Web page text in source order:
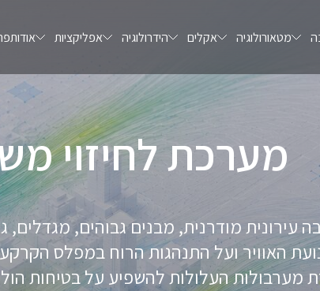
מטאורולוגיה אקלים הידרולוגיה אפליקציות אודות
מערכת לחיזוי
עירונית מודרנית, מבנים גבוהים,
האוויר ועל התנהגות הרוח במפלס
מערבולות העלולות להשפיע על בטיחות